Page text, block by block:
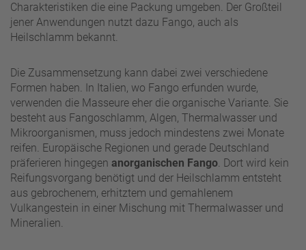
Charakteristiken die eine Packung umgeben. Der Großteil
jener Anwendungen nutzt dazu Fango, auch als
Heilschlamm bekannt.
Die Zusammensetzung kann dabei zwei verschiedene
Formen haben. In Italien, wo Fango erfunden wurde,
verwenden die Masseure eher die organische Variante. Sie
besteht aus Fangoschlamm, Algen, Thermalwasser und
Mikroorganismen, muss jedoch mindestens zwei Monate
reifen. Europäische Regionen und gerade Deutschland
präferieren hingegen anorganischen Fango. Dort wird kein
Reifungsvorgang benötigt und der Heilschlamm entsteht
aus gebrochenem, erhitztem und gemahlenem
Vulkangestein in einer Mischung mit Thermalwasser und
Mineralien.